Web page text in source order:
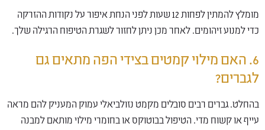
מומלץ להמתין לפחות 12 שעות לפני הנחת איפור על נקודות ההזרקה
כדי למנוע זיהומים. לאחר מכן ניתן לחזור לשגרת הטיפוח הרגילה שלך.
6. האם מילוי קמטים בצידי הפה מתאים גם
לגברים?
בהחלט. גברים רבים סובלים מקמט נזולביאלי עמוק המעניק להם מראה
עייף או קשוח מדי. הטיפול בבוטוקס או בחומרי מילוי מותאם למבנה